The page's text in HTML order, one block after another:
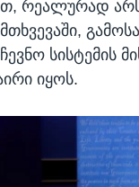
რეალურად
სისტემის
იყოს.